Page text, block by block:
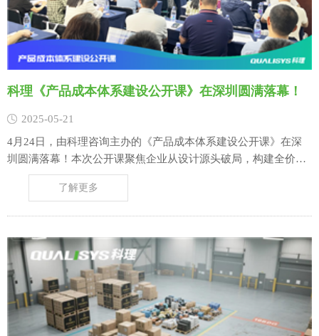
科理《产品成本体系建设公开课》在深圳圆满落幕！
2025-05-21
4月24日，由科理咨询主办的《产品成本体系建设公开课》在深
圳圆满落幕！本次公开课聚焦企业从设计源头破局，构建全价值
链的成本竞争力议题，吸引了来自重型机械、风电、家电、电子
通讯等多个行业不同企业的研发、财务、采购、成本、生产以及
了解更多